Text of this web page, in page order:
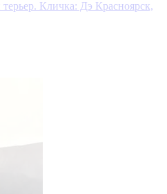
Кличка: Дэ Красноярск,